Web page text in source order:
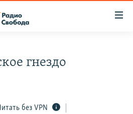
гнездо
без VPN